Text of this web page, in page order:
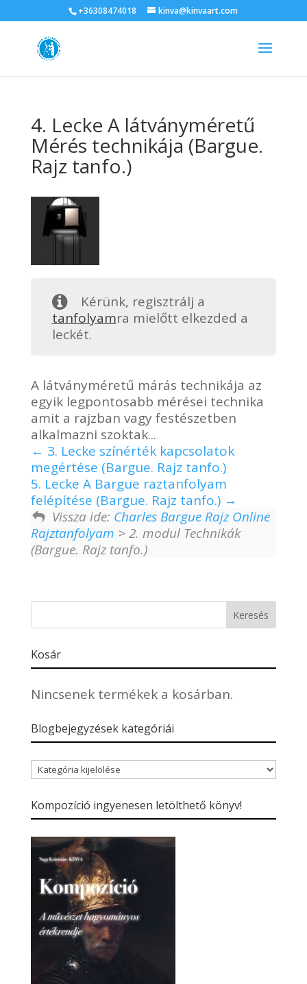
+36308474018 kinva@kinvaart.com
4. Lecke A látványméretű
Mérés technikája (Bargue.
Rajz tanfo.)
Kérünk, regisztrálj a
tanfolyamra mielőtt elkezded a
leckét.
A látványméretű márás technikája az
egyik legpontosabb mérései technika
amit a rajzban vagy festészetben
alkalmazni szoktak...
3. Lecke színérték kapcsolatok
megértése (Bargue. Rajz tanfo.)
5. Lecke A Bargue raztanfolyam
felépítése (Bargue. Rajz tanfo.)
Vissza ide: Charles Bargue Rajz Online
Rajztanfolyam > 2. modul Technikák
(Bargue. Rajz tanfo.)
Kosár
Nincsenek termékek a kosárban.
Blogbejegyzések kategóriái
Blogbejegyzések
kategóriái
Kompozíció ingyenesen letölthető könyv!